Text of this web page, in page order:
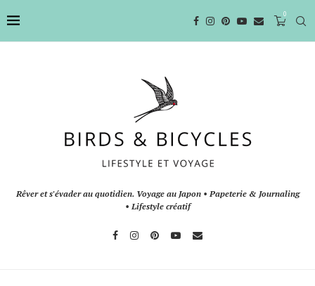
0
Rêver et s'évader au quotidien. Voyage au Japon • Papeterie & Journaling
• Lifestyle créatif